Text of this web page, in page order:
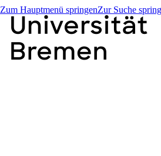
Zum Hauptmenü springenZur Suche